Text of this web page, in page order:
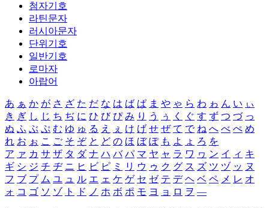
첨자기호
라틴문자
러시아문자
단위기호
일반기호
로마자
아랍어
あ ぁ か が さ ざ た だ な は ば ぱ ま や ゃ ら わ ゎ ん い ぃ
き ぎ し じ ち ぢ に ひ び ぴ み り う ぅ く ぐ す ず つ づ っ
ぬ ふ ぶ ぷ む ゆ ゅ る え ぇ け げ せ ぜ て で ね へ べ ぺ め
れ お ぉ こ ご そ ぞ と ど の ほ ぼ ぽ も よ ょ ろ を
ア ァ カ サ ザ タ ダ ナ ハ バ パ マ ヤ ャ ラ ワ ヮ ン イ ィ キ
ギ シ ジ チ ヂ ニ ヒ ビ ピ ミ リ ウ ゥ ク グ ス ズ ツ ヅ ッ ヌ
フ ブ プ ム ユ ュ ル エ ェ ケ ゲ セ ゼ テ デ ヘ ベ ペ メ レ オ
ォ コ ゴ ソ ゾ ト ド ノ ホ ボ ポ モ ヨ ョ ロ ヲ ―